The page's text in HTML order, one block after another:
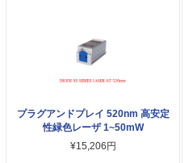
プラグアンドプレイ 520nm 高安定
性緑色レーザ 1~50mW
¥15,206円